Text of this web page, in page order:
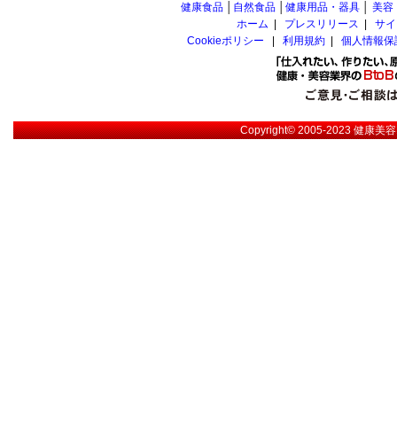
健康食品 自然食品 健康用品・器具 美容
ホーム
プレスリリース
サ
Cookieポリシー
利用規約 個人情報
Copyright© 2005-2023健康美